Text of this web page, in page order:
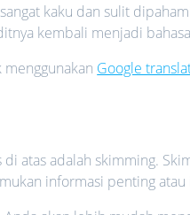
kaku dan sulit
kembali menjadi
Google
atas adalah skimming.
informasi penting